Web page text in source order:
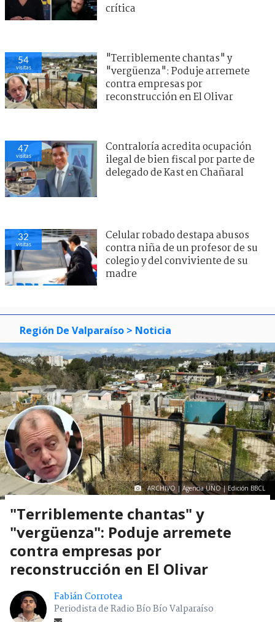
crítica
54
visitas
"Terriblemente chantas" y
"vergüenza": Poduje arremete
contra empresas por
reconstrucción en El Olivar
47
visitas
Contraloría acredita ocupación
ilegal de bien fiscal por parte de
delegado de Kast en Chañaral
32
visitas
Celular robado destapa abusos
contra niña de un profesor de su
colegio y del conviviente de su
madre
Región De Valparaíso > Noticia
ARCHIVO | Agencia UNO | Edición BBCL
"Terriblemente chantas" y
"vergüenza": Poduje arremete
contra empresas por
reconstrucción en El Olivar
Fabián Corrotea
Periodista de Radio Bío Bío Valparaíso